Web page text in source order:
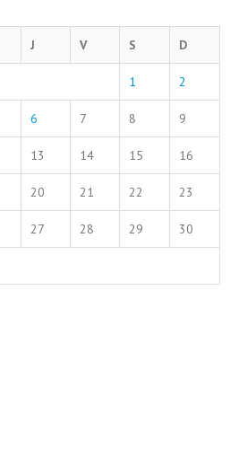
J V S D
1 2
6 7 8 9
13 14 15 16
20 21 22 23
27 28 29 30